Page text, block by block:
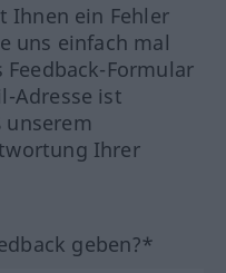
Ihnen ein Fehler
uns einfach mal
Formular
Adresse ist
Ihrer
geben?*